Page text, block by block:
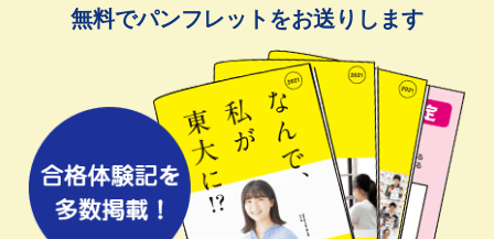
無料でパンフレットをお送りします